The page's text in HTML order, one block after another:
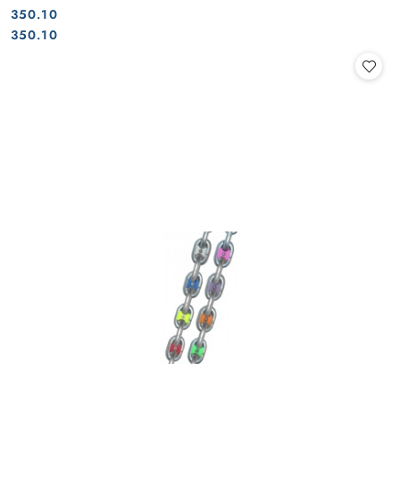
Cena:
350.10
Cena:
350.10